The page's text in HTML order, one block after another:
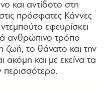
και αντίδοτο στη
πρόσφατες Κάννες
εφευρίσκει
ανθρώπινο τρόπο
ζωή, το θάνατο και την
ακόμη και με εκείνα τα